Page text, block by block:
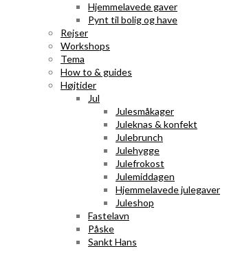
Hjemmelavede gaver
Pynt til bolig og have
Rejser
Workshops
Tema
How to & guides
Højtider
Jul
Julesmåkager
Juleknas & konfekt
Julebrunch
Julehygge
Julefrokost
Julemiddagen
Hjemmelavede julegaver
Juleshop
Fastelavn
Påske
Sankt Hans